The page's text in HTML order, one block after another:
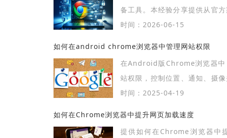
备工具。本经验分享提供从官
包的方法，并针对安卓与iOS系
时间：2026-06-15
如何在android chrome浏览器中管理网站权限
在Android版Chrome浏览器中
站权限，控制位置、通知、摄
全性。
时间：2025-04-19
如何在Chrome浏览器中提升网页加载速度
提供如何在Chrome浏览器中